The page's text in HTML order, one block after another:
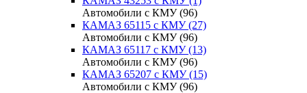
Автомобили с КМУ (96)
КАМАЗ 65115 с КМУ (27)
Автомобили с КМУ (96)
КАМАЗ 65117 с КМУ (13)
Автомобили с КМУ (96)
КАМАЗ 65207 с КМУ (15)
Автомобили с КМУ (96)